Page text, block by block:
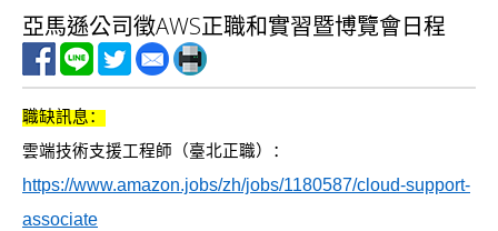
g
l
a
亞馬遜公司徵AWS正職和實習暨博覽會日程
職缺訊息：
雲端技術支援工程師（臺北正職）：
https://www.amazon.jobs/zh/jobs/1180587/cloud-support-
associate